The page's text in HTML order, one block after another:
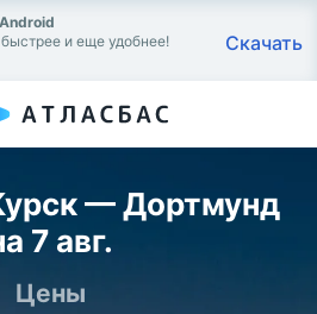
и еще удобнее!
Скачать
— Дортмунд
7 авг.
Цены